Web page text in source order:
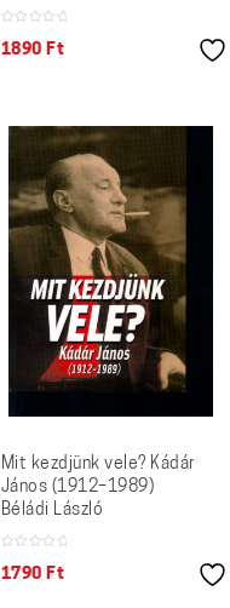
1890 Ft
Mit kezdjünk vele? Kádár
János (1912–1989)
Béládi László
1790 Ft